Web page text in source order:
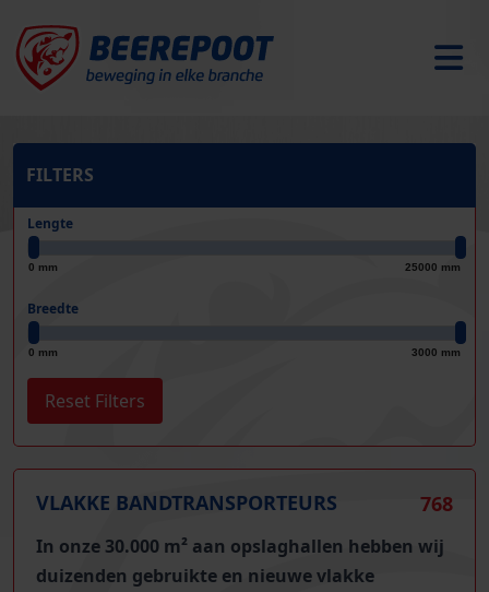
FILTERS
Lengte
0 mm 25000 mm
Breedte
0 mm 3000 mm
768
VLAKKE BANDTRANSPORTEURS
In onze 30.000 m² aan opslaghallen hebben wij
duizenden gebruikte en nieuwe vlakke